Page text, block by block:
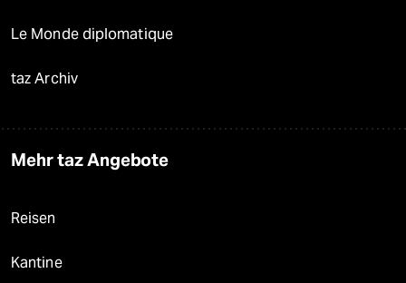
Le Monde diplomatique
taz Archiv
Mehr taz Angebote
Reisen
Kantine